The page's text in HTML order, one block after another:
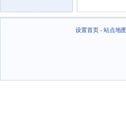
设置首页- 站点地图